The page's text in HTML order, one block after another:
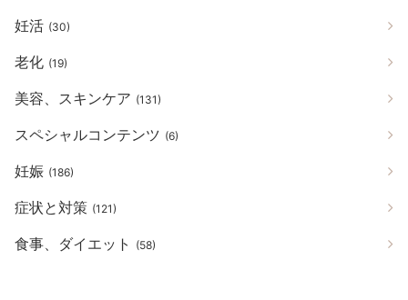
妊活 (30)
老化 (19)
美容、スキンケア (131)
スペシャルコンテンツ (6)
妊娠 (186)
症状と対策 (121)
食事、ダイエット (58)